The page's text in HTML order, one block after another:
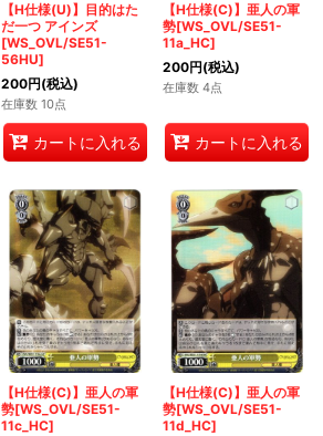
【H仕様(U)】目的はた
だ一つ アインズ
[WS_OVL/SE51-
56HU]
200円(税込)
在庫数 10点
カートに入れる
【H仕様(C)】亜人の軍
勢[WS_OVL/SE51-
11a_HC]
200円(税込)
在庫数 4点
カートに入れる
【H仕様(C)】亜人の軍
勢[WS_OVL/SE51-
11c_HC]
【H仕様(C)】亜人の軍
勢[WS_OVL/SE51-
11d_HC]